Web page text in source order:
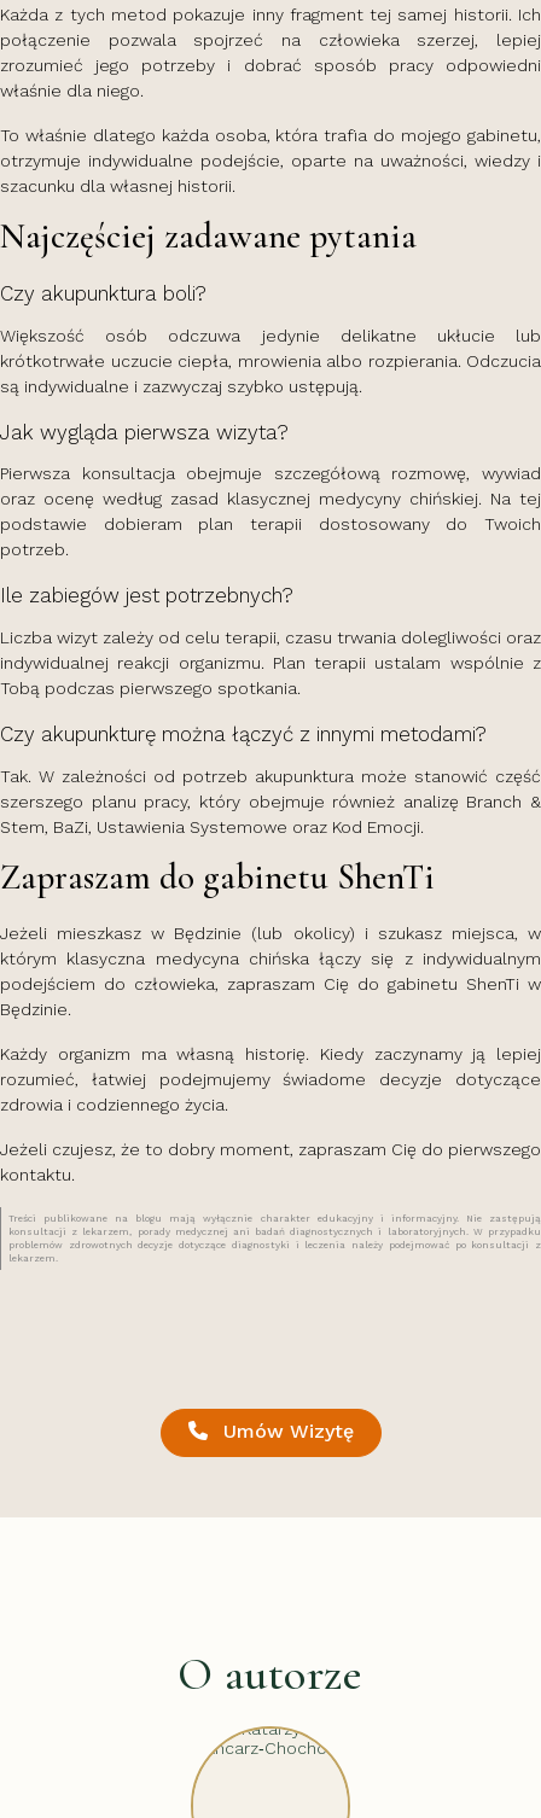
Każda z tych metod pokazuje inny fragment tej samej historii. Ich
połączenie pozwala spojrzeć na człowieka szerzej, lepiej
zrozumieć jego potrzeby i dobrać sposób pracy odpowiedni
właśnie dla niego.
To właśnie dlatego każda osoba, która trafia do mojego gabinetu,
otrzymuje indywidualne podejście, oparte na uważności, wiedzy i
szacunku dla własnej historii.
Najczęściej zadawane pytania
Czy akupunktura boli?
Większość osób odczuwa jedynie delikatne ukłucie lub
krótkotrwałe uczucie ciepła, mrowienia albo rozpierania. Odczucia
są indywidualne i zazwyczaj szybko ustępują.
Jak wygląda pierwsza wizyta?
Pierwsza konsultacja obejmuje szczegółową rozmowę, wywiad
oraz ocenę według zasad klasycznej medycyny chińskiej. Na tej
podstawie dobieram plan terapii dostosowany do Twoich
potrzeb.
Ile zabiegów jest potrzebnych?
Liczba wizyt zależy od celu terapii, czasu trwania dolegliwości oraz
indywidualnej reakcji organizmu. Plan terapii ustalam wspólnie z
Tobą podczas pierwszego spotkania.
Czy akupunkturę można łączyć z innymi metodami?
Tak. W zależności od potrzeb akupunktura może stanowić część
szerszego planu pracy, który obejmuje również analizę Branch &
Stem, BaZi, Ustawienia Systemowe oraz Kod Emocji.
Zapraszam do gabinetu ShenTi
Jeżeli mieszkasz w Będzinie (lub okolicy) i szukasz miejsca, w
którym klasyczna medycyna chińska łączy się z indywidualnym
podejściem do człowieka, zapraszam Cię do gabinetu ShenTi w
Będzinie.
Każdy organizm ma własną historię. Kiedy zaczynamy ją lepiej
rozumieć, łatwiej podejmujemy świadome decyzje dotyczące
zdrowia i codziennego życia.
Jeżeli czujesz, że to dobry moment, zapraszam Cię do pierwszego
kontaktu.
Treści publikowane na blogu mają wyłącznie charakter edukacyjny i informacyjny. Nie zastępują
konsultacji z lekarzem, porady medycznej ani badań diagnostycznych i laboratoryjnych. W przypadku
problemów zdrowotnych decyzje dotyczące diagnostyki i leczenia należy podejmować po konsultacji z
lekarzem.
Umów Wizytę
O autorze